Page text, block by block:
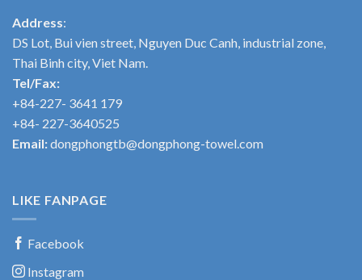
Address:
DS Lot, Bui vien street, Nguyen Duc Canh, industrial zone,
Thai Binh city, Viet Nam.
Tel/Fax:
+84-227- 3641 179
+84- 227-3640525
Email:dongphongtb@dongphong-towel.com
LIKE FANPAGE
Facebook
Instagram